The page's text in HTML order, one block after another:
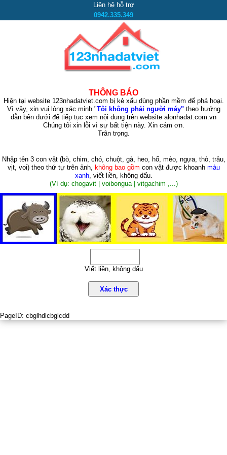
Liên hệ hỗ trợ
0942.335.349
THÔNG BÁO
Hiện tại website 123nhadatviet.com bị kẻ xấu dùng phần mềm để phá hoại.
Vì vậy, xin vui lòng xác minh "Tôi không phải người máy"theo hướng
dẫn bên dưới để tiếp tục xem nội dung trên website alonhadat.com.vn
Chúng tôi xin lỗi vì sự bất tiện này. Xin cám ơn.
Trân trọng.
Nhập tên 3 con vật (bò, chim, chó, chuột, gà, heo, hổ, mèo, ngựa, thỏ, trâu,
vịt, voi)theo thứ tự trên ảnh, không bao gồm con vật được khoanh màu
xanh, viết liền, không dấu.
(Ví dụ: chogavit | voibongua | vitgachim ,...)
Viết liền, không dấu
Xác thực
PageID: cbglhdlcbglcdd